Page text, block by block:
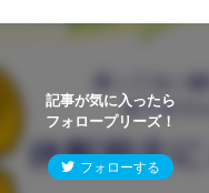
記事が気に入ったら
フォロープリーズ！
フォローする